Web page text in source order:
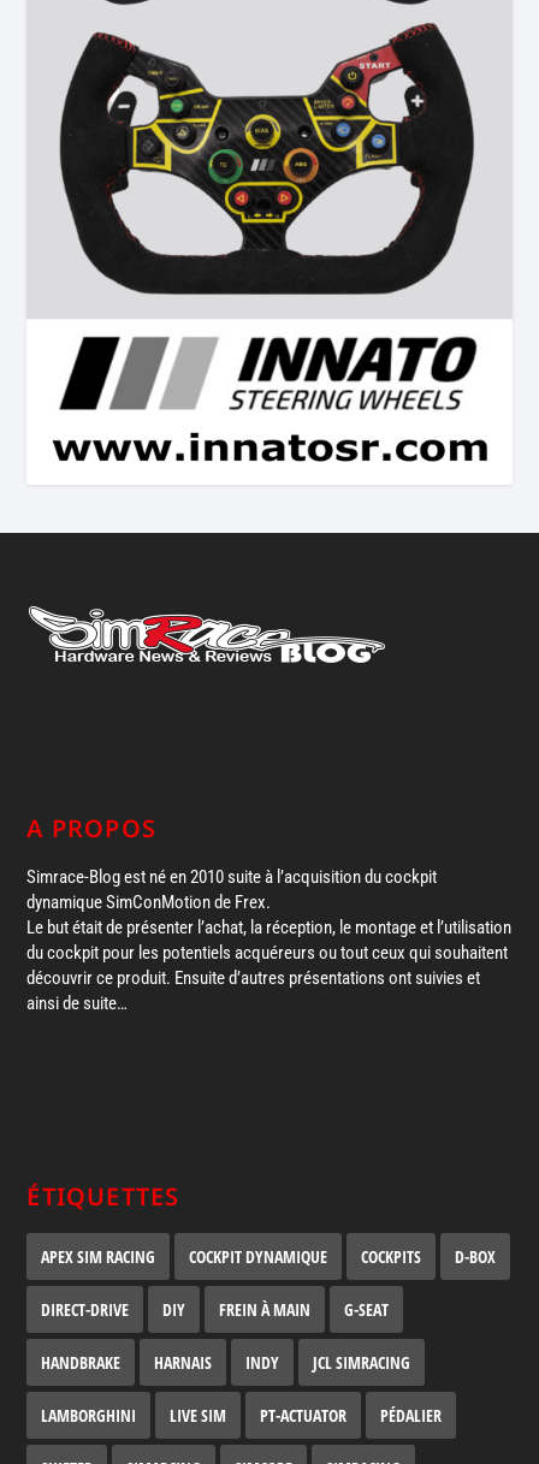
A PROPOS
Simrace-Blog est né en 2010 suite à l’acquisition du cockpit
dynamique SimConMotion de Frex.
Le but était de présenter l’achat, la réception, le montage et l’utilisation
du cockpit pour les potentiels acquéreurs ou tout ceux qui souhaitent
découvrir ce produit. Ensuite d’autres présentations ont suivies et
ainsi de suite…
ÉTIQUETTES
APEX SIM RACING COCKPIT DYNAMIQUE COCKPITS D-BOX
DIRECT-DRIVE DIY FREIN À MAIN G-SEAT
HANDBRAKE HARNAIS INDY JCL SIMRACING
LAMBORGHINI LIVE SIM PT-ACTUATOR PÉDALIER